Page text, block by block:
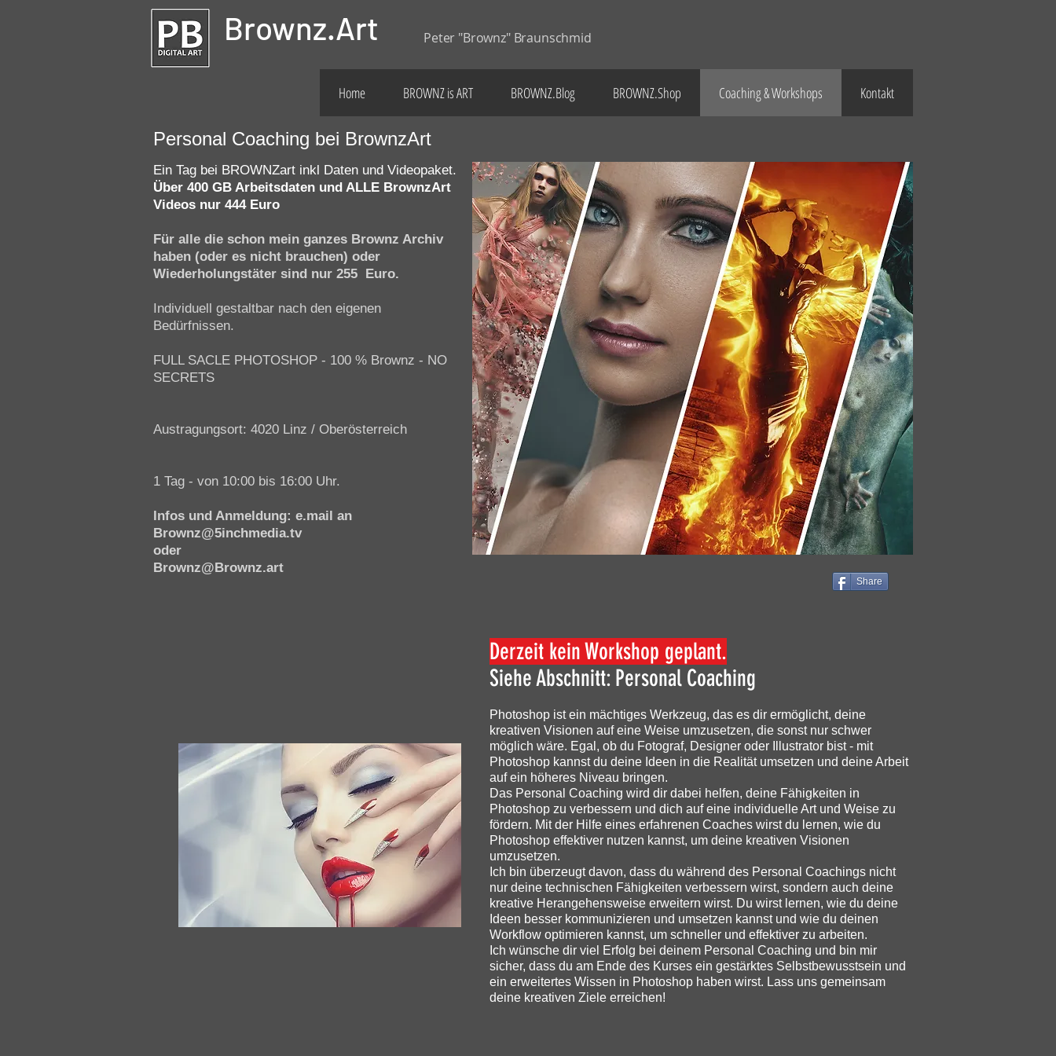
Brownz.Art Peter "Brownz" Braunschmid
Home BROWNZ is ART BROWNZ.Blog BROWNZ.Shop Coaching & Workshops Kontakt
Personal Coaching bei BrownzArt
Ein Tag bei BROWNZart inkl Daten und Videopaket.
Über 400 GB Arbeitsdaten und ALLE BrownzArt
Videos nur 444 Euro
Für alle die schon mein ganzes Brownz Archiv
haben (oder es nicht brauchen) oder
Wiederholungstäter sind nur 255 Euro.
Individuell gestaltbar nach den eigenen
Bedürfnissen.
FULL SACLE PHOTOSHOP - 100 % Brownz - NO
SECRETS
Austragungsort: 4020 Linz / Oberösterreich
1 Tag - von 10:00 bis 16:00 Uhr.
Infos und Anmeldung: e.mail an
Brownz@5inchmedia.tv
oder
Brownz@Brownz.art
Share
Derzeit kein Workshop geplant.
Siehe Abschnitt: Personal Coaching
Photoshop ist ein mächtiges Werkzeug, das es dir ermöglicht, deine
kreativen Visionen auf eine Weise umzusetzen, die sonst nur schwer
möglich wäre. Egal, ob du Fotograf, Designer oder Illustrator bist - mit
Photoshop kannst du deine Ideen in die Realität umsetzen und deine Arbeit
auf ein höheres Niveau bringen.
Das Personal Coaching wird dir dabei helfen, deine Fähigkeiten in
Photoshop zu verbessern und dich auf eine individuelle Art und Weise zu
fördern. Mit der Hilfe eines erfahrenen Coaches wirst du lernen, wie du
Photoshop effektiver nutzen kannst, um deine kreativen Visionen
umzusetzen.
Ich bin überzeugt davon, dass du während des Personal Coachings nicht
nur deine technischen Fähigkeiten verbessern wirst, sondern auch deine
kreative Herangehensweise erweitern wirst. Du wirst lernen, wie du deine
Ideen besser kommunizieren und umsetzen kannst und wie du deinen
Workflow optimieren kannst, um schneller und effektiver zu arbeiten.
Ich wünsche dir viel Erfolg bei deinem Personal Coaching und bin mir
sicher, dass du am Ende des Kurses ein gestärktes Selbstbewusstsein und
ein erweitertes Wissen in Photoshop haben wirst. Lass uns gemeinsam
deine kreativen Ziele erreichen!